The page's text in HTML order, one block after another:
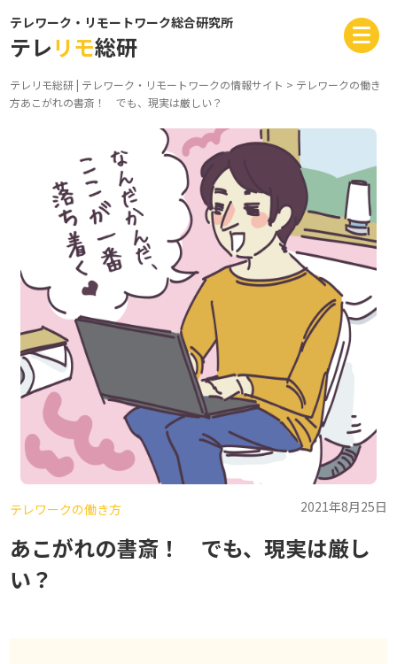
テレワーク・リモートワーク総合研究所
テレリモ総研
テレリモ総研 | テレワーク・リモートワークの情報サイト > テレワークの働き
方あこがれの書斎！ でも、現実は厳しい？
テレワークの働き方 2021年8月25日
あこがれの書斎！ でも、現実は厳し
い？